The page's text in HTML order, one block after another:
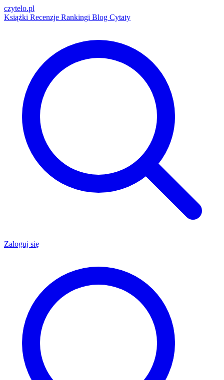
czytelo.pl
Książki Recenzje Rankingi Blog Cytaty
Zaloguj się